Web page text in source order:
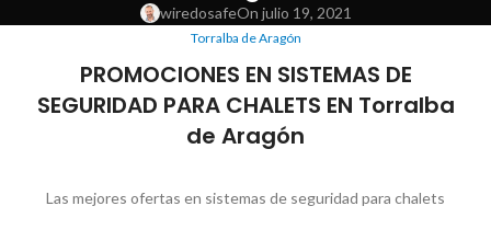
wiredosafeOn julio 19, 2021
Torralba de Aragón
PROMOCIONES EN SISTEMAS DE
SEGURIDAD PARA CHALETS EN Torralba
de Aragón
Las mejores ofertas en sistemas de seguridad para chalets